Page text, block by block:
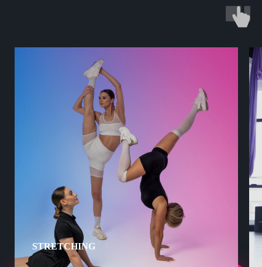
STRETCHING